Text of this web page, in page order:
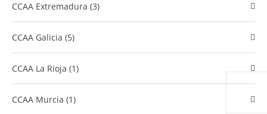
CCAA Extremadura (3)
CCAA Galicia (5)
CCAA La Rioja (1)
CCAA Murcia (1)